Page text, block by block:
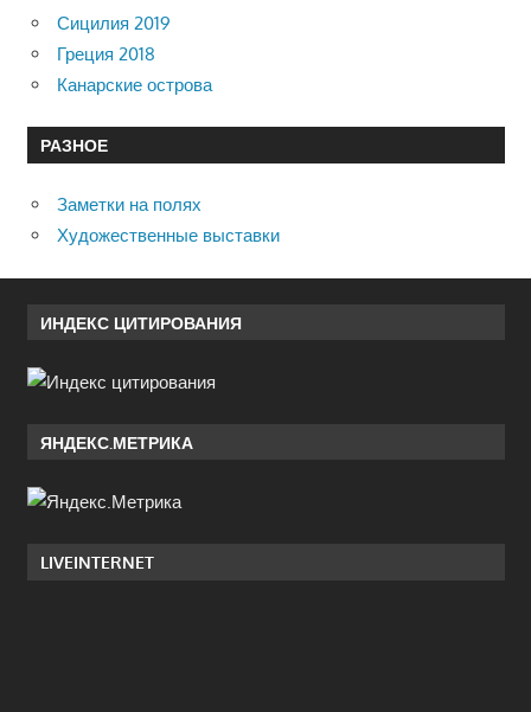
Сицилия 2019
Греция 2018
Канарские острова
РАЗНОЕ
Заметки на полях
Художественные выставки
ИНДЕКС ЦИТИРОВАНИЯ
ЯНДЕКС.МЕТРИКА
LIVEINTERNET